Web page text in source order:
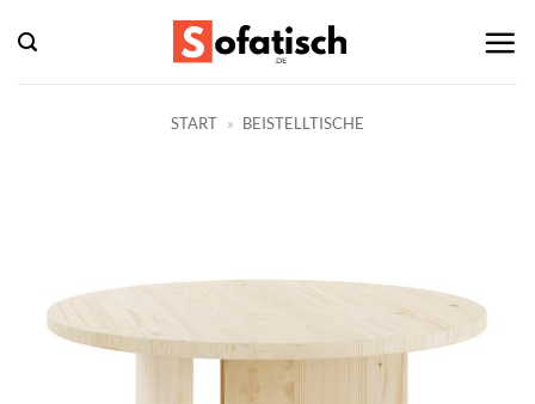
Inhalt
springen
START » BEISTELLTISCHE